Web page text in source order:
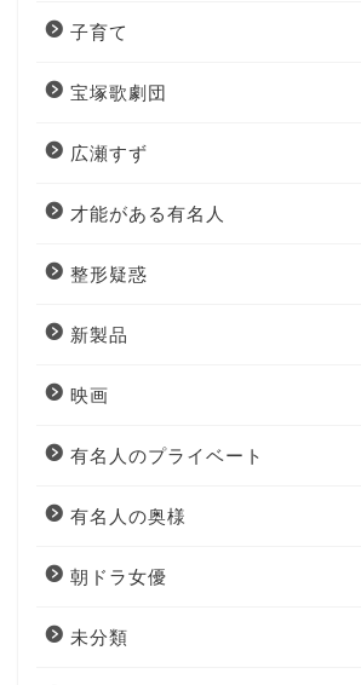
子育て
宝塚歌劇団
広瀬すず
才能がある有名人
整形疑惑
新製品
映画
有名人のプライベート
有名人の奥様
朝ドラ女優
未分類